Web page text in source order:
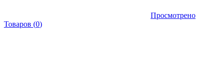
Просмотрено
Товаров (0)